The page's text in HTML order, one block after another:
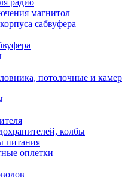
радио
магнитол
сабвуфера
потолочные и камер
колбы
питания
оплетки